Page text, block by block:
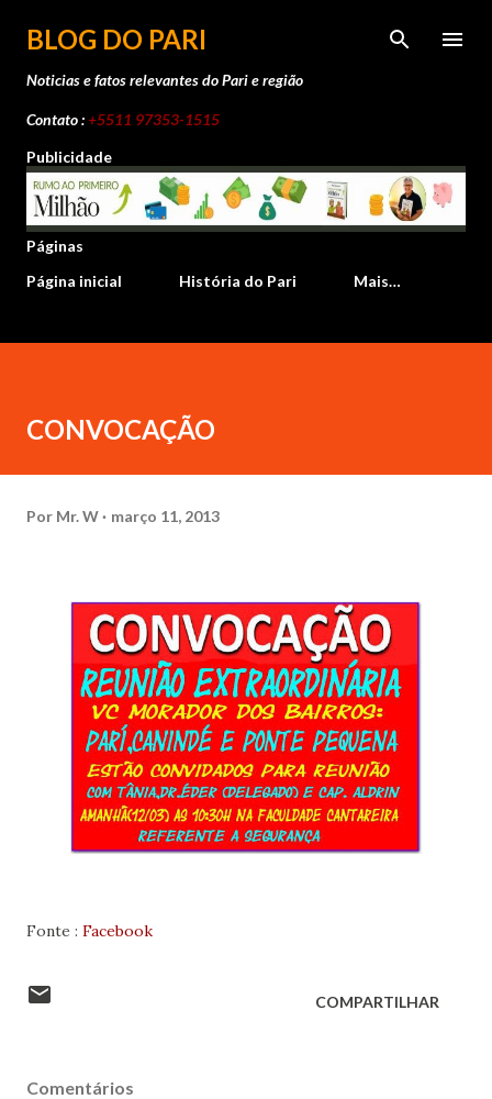
Pular para o conteúdo principal
BLOG DO PARI
Noticias e fatos relevantes do Pari e região
Contato :+5511 97353-1515
Publicidade
Páginas
Página inicial
História do Pari Mais…
CONVOCAÇÃO
Por Mr. W março 11, 2013
Fonte : Facebook
COMPARTILHAR
Comentários